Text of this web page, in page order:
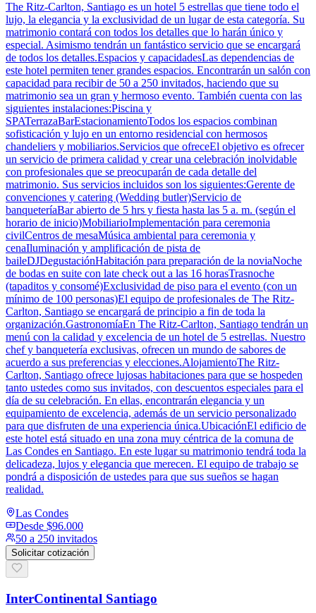
The Ritz-Carlton, Santiago es un hotel 5 estrellas que tiene todo el
lujo, la elegancia y la exclusividad de un lugar de esta categoría. Su
matrimonio contará con todos los detalles que lo harán único y
especial. Asimismo tendrán un fantástico servicio que se encargará
de todos los detalles.Espacios y capacidadesLas dependencias de
este hotel permiten tener grandes espacios. Encontrarán un salón con
capacidad para recibir de 50 a 250 invitados, haciendo que su
matrimonio sea un gran y hermoso evento. También cuenta con las
siguientes instalaciones:Piscina y
SPATerrazaBarEstacionamientoTodos los espacios combinan
sofisticación y lujo en un entorno residencial con hermosos
chandeliers y mobiliarios.Servicios que ofreceEl objetivo es ofrecer
un servicio de primera calidad y crear una celebración inolvidable
con profesionales que se preocuparán de cada detalle del
matrimonio. Sus servicios incluidos son los siguientes:Gerente de
convenciones y catering (Wedding butler)Servicio de
banqueteríaBar abierto de 5 hrs y fiesta hasta las 5 a. m. (según el
horario de inicio)MobiliarioImplementación para ceremonia
civilCentros de mesaMúsica ambiental para ceremonia y
cenaIluminación y amplificación de pista de
baileDJDegustaciónHabitación para preparación de la noviaNoche
de bodas en suite con late check out a las 16 horasTrasnoche
(tapaditos y consomé)Exclusividad de piso para el evento (con un
mínimo de 100 personas)El equipo de profesionales de The Ritz-
Carlton, Santiago se encargará de principio a fin de toda la
organización.GastronomíaEn The Ritz-Carlton, Santiago tendrán un
menú con la calidad y excelencia de un hotel de 5 estrellas. Nuestro
chef y banquetería exclusivas, ofrecen un mundo de sabores de
acuerdo a sus preferencias y elecciones.AlojamientoThe Ritz-
Carlton, Santiago ofrece lujosas habitaciones para que se hospeden
tanto ustedes como sus invitados, con descuentos especiales para el
día de su celebración. En ellas, encontrarán elegancia y un
equipamiento de excelencia, además de un servicio personalizado
para que disfruten de una experiencia única.UbicaciónEl edificio de
este hotel está situado en una zona muy céntrica de la comuna de
Las Condes en Santiago. En este lugar su matrimonio tendrá toda la
delicadeza, lujos y elegancia que merecen. El equipo de trabajo se
pondrá a disposición de ustedes para que sus sueños se hagan
realidad.
Las Condes
Desde $96.000
50 a 250 invitados
Solicitar cotización
InterContinental Santiago